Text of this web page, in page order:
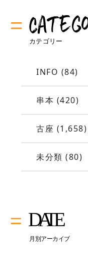
INFO (84)
串本 (420)
古座 (1,658)
未分類 (80)